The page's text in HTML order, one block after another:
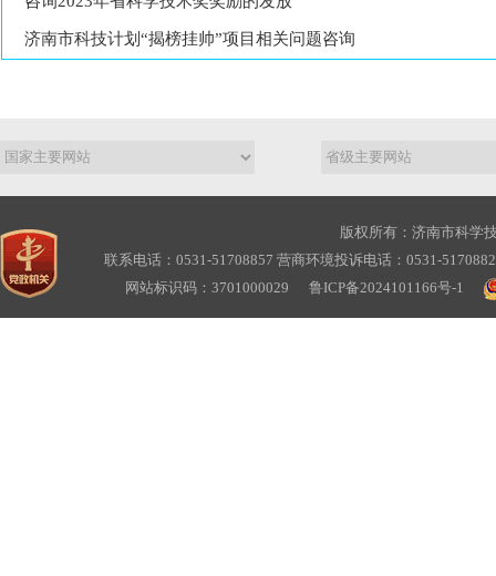
版权所有：济南市科学
联系电话：0531-51708857 营商环境投诉电话：0531-
网站标识码：3701000029
鲁ICP备2024101166号-1